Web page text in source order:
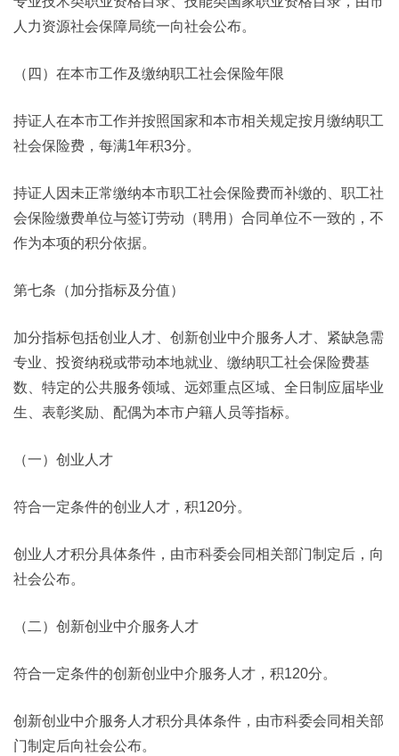
人力资源社会保障局统一向社会公布。
（四）在本市工作及缴纳职工社会保险年限
持证人在本市工作并按照国家和本市相关规定按月缴纳职工
社会保险费，每满1年积3分。
持证人因未正常缴纳本市职工社会保险费而补缴的、职工社
会保险缴费单位与签订劳动（聘用）合同单位不一致的，不
作为本项的积分依据。
第七条（加分指标及分值）
加分指标包括创业人才、创新创业中介服务人才、紧缺急需
专业、投资纳税或带动本地就业、缴纳职工社会保险费基
数、特定的公共服务领域、远郊重点区域、全日制应届毕业
生、表彰奖励、配偶为本市户籍人员等指标。
（一）创业人才
符合一定条件的创业人才，积120分。
创业人才积分具体条件，由市科委会同相关部门制定后，向
社会公布。
（二）创新创业中介服务人才
符合一定条件的创新创业中介服务人才，积120分。
创新创业中介服务人才积分具体条件，由市科委会同相关部
门制定后向社会公布。